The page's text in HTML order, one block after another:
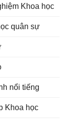
Khoa học
quân sự
nổi tiếng
Khoa học